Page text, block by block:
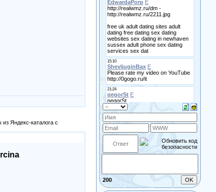
Яндекс-каталога с
200